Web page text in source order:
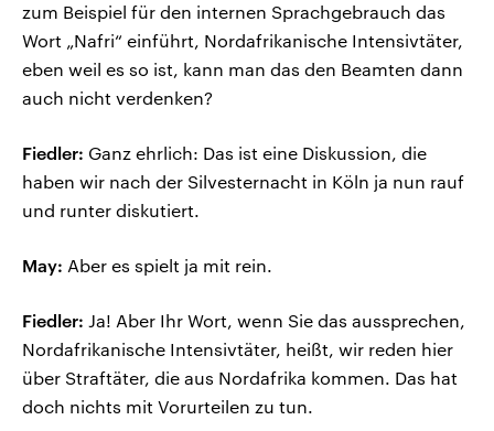
zum Beispiel für den internen Sprachgebrauch das
Wort „Nafri“ einführt, Nordafrikanische Intensivtäter,
eben weil es so ist, kann man das den Beamten dann
auch nicht verdenken?
Fiedler: Ganz ehrlich: Das ist eine Diskussion, die
haben wir nach der Silvesternacht in Köln ja nun rauf
und runter diskutiert.
May: Aber es spielt ja mit rein.
Fiedler: Ja! Aber Ihr Wort, wenn Sie das aussprechen,
Nordafrikanische Intensivtäter, heißt, wir reden hier
über Straftäter, die aus Nordafrika kommen. Das hat
doch nichts mit Vorurteilen zu tun.